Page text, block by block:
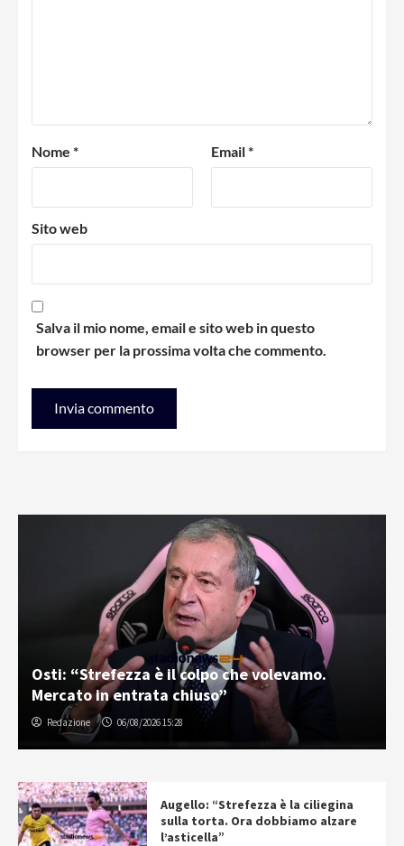
Nome * Email*
Sito web
Salva il mio nome, email e sito web in questo
browser per la prossima volta che commento.
Osti: “Strefezza è il colpo che volevamo.
Mercato in entrata chiuso”
Redazione 06/08/2026 15:28
Augello: “Strefezza è la ciliegina
sulla torta. Ora dobbiamo alzare
l’asticella”